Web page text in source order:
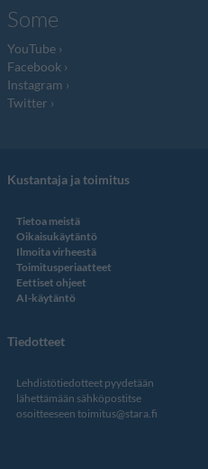
Some
YouTube
Facebook
Instagram
Twitter
Kustantaja ja toimitus
Tietoa meistä
Oikaisukäytäntö
Ilmoita virheestä
Toimitusperiaatteet
Eettiset ohjeet
AI-käytäntö
Tiedotteet
Lehdistötiedotteet pyydetään
lähettämään sähköpostitse
osoitteeseen toimitus@stara.fi